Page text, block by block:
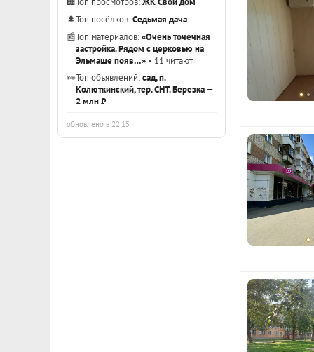
🌲Топ посёлков:Седьмая дача
📰Топ материалов:«Очень точечная
застройка. Рядом с церковью на
Эльмаше появ…» • 11 читают
👀Топ объявлений:сад, п.
Колюткинский, тер. СНТ. Березка —
2 млн ₽
обновлено в 22:15